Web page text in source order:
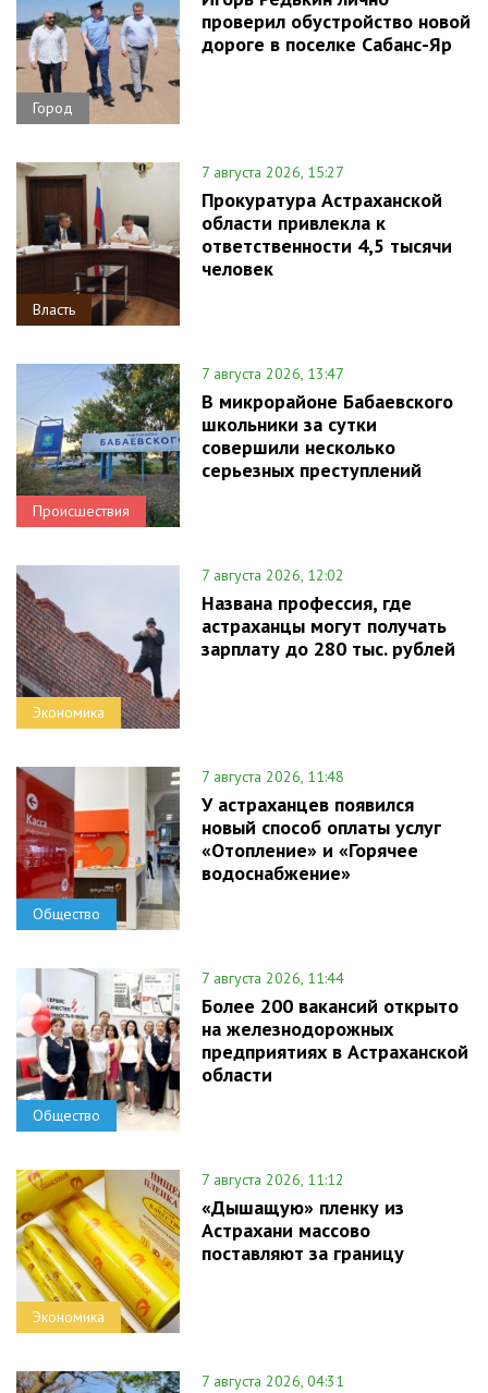
Город
проверил обустройство новой
дороге в поселке Сабанс-Яр
Власть
7 августа 2026, 15:27
Прокуратура Астраханской
области привлекла к
ответственности 4,5 тысячи
человек
Происшествия
7 августа 2026, 13:47
В микрорайоне Бабаевского
школьники за сутки
совершили несколько
серьезных преступлений
Экономика
7 августа 2026, 12:02
Названа профессия, где
астраханцы могут получать
зарплату до 280 тыс. рублей
Общество
7 августа 2026, 11:48
У астраханцев появился
новый способ оплаты услуг
«Отопление» и «Горячее
водоснабжение»
Общество
7 августа 2026, 11:44
Более 200 вакансий открыто
на железнодорожных
предприятиях в Астраханской
области
Экономика
7 августа 2026, 11:12
«Дышащую» пленку из
Астрахани массово
поставляют за границу
7 августа 2026, 04:31